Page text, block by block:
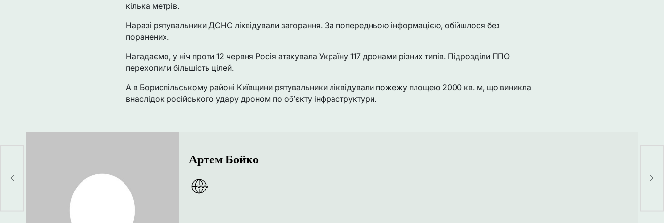
кілька метрів.
Наразі рятувальники ДСНС ліквідували загорання. За попередньою інформацією, обійшлося без
поранених.
Нагадаємо, у ніч проти 12 червня Росія атакувала Україну 117 дронами різних типів. Підрозділи ППО
перехопили більшість цілей.
А в Бориспільському районі Київщини рятувальники ліквідували пожежу площею 2000 кв. м, що виникла
внаслідок російського удару дроном по об’єкту інфраструктури.
Артем Бойко